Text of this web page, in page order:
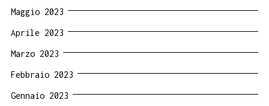
Maggio 2023
Aprile 2023
Marzo 2023
Febbraio 2023
Gennaio 2023